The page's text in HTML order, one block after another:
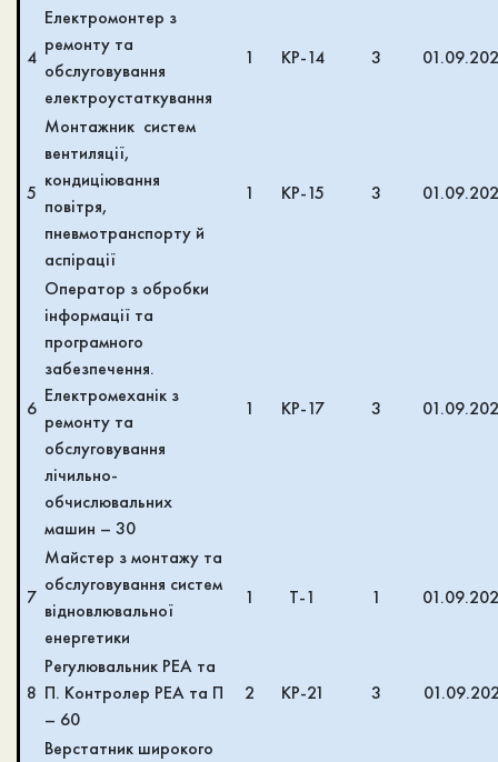
4
Електромонтер з
ремонту та
обслуговування
електроустаткування
1 КР-14 3
5
Монтажник систем
вентиляції,
кондиціювання
повітря,
пневмотранспорту й
аспірації
1 КР-15 3
6
Оператор з обробки
інформації та
програмного
забезпечення.
Електромеханік з
ремонту та
обслуговування
лічильно-
обчислювальних
машин – 30
1 КР-17 3
7
Майстер з монтажу та
обслуговування систем
відновлювальної
енергетики
1 Т-1 1
8
Регулювальник РЕА та
П. Контролер РЕА та П
– 60
2 КР-21 3
Верстатник широкого